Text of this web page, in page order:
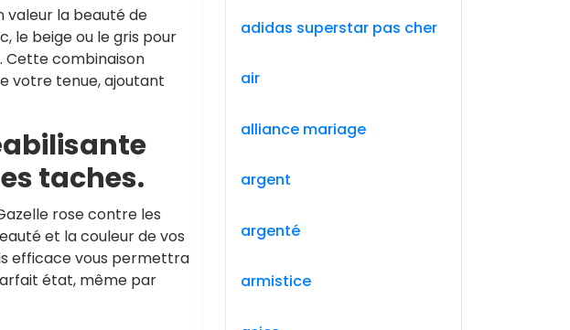
valeur la beauté de
le beige ou le gris pour
Cette combinaison
votre tenue, ajoutant
taches.
rose contre les
et la couleur de vos
efficace vous permettra
état, même par
adidas superstar pas cher
air
alliance mariage
argent
argenté
armistice